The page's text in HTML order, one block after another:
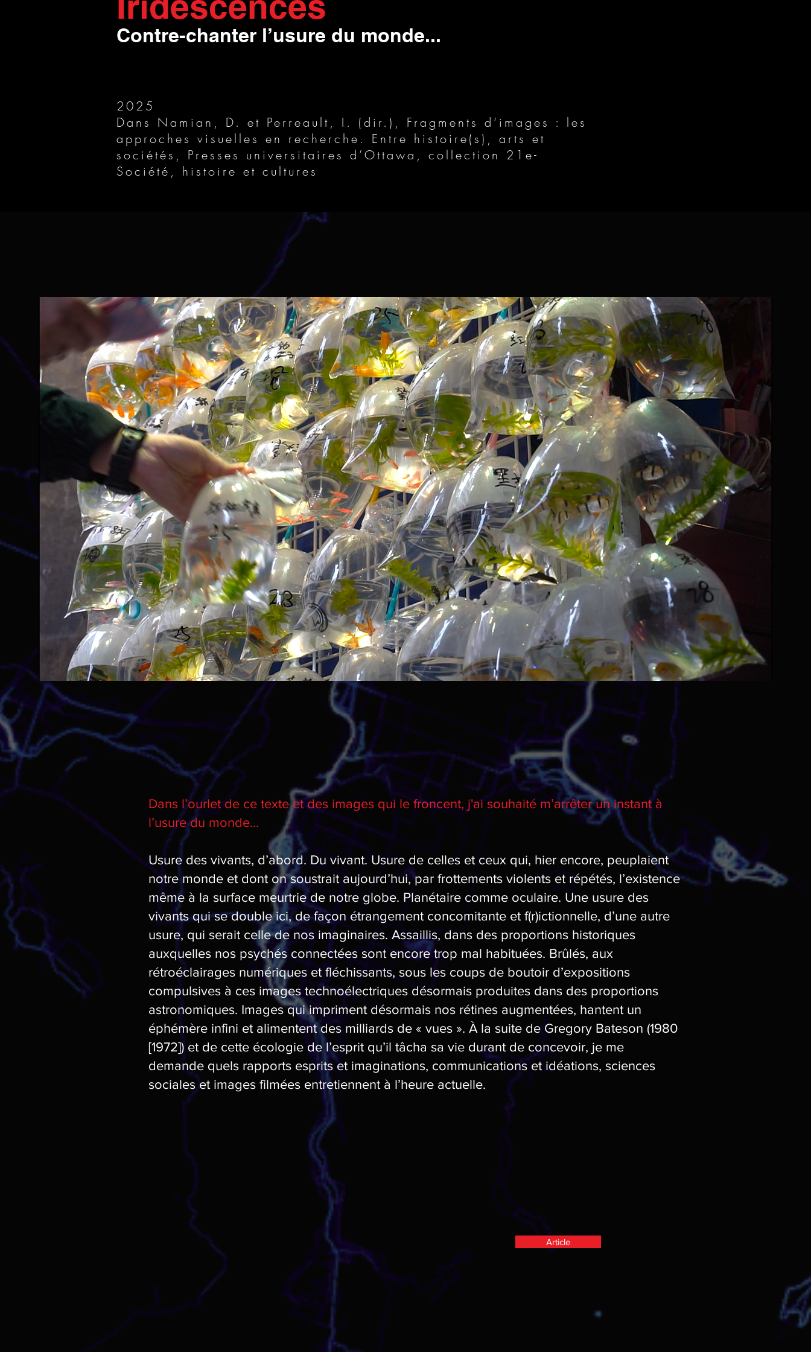
Contre-chanter l’usure du monde...
2025
Dans Namian, D. et Perreault, I. (dir.), Fragments d’images : les
approches visuelles en recherche. Entre histoire(s), arts et
sociétés, Presses universitaires d’Ottawa, collection 21e-
Société, histoire et cultures
Dans l’ourlet de ce texte et des images qui le froncent, j'ai souhaité m’arrêter un instant à
l’usure du monde...
Usure des vivants, d’abord. Du vivant. Usure de celles et ceux qui, hier encore, peuplaient
notre monde et dont on soustrait aujourd’hui, par frottements violents et répétés, l’existence
même à la surface meurtrie de notre globe. Planétaire comme oculaire. Une usure des
vivants qui se double ici, de façon étrangement concomitante et f(r)ictionnelle, d’une autre
usure, qui serait celle de nos imaginaires. Assaillis, dans des proportions historiques
auxquelles nos psychés connectées sont encore trop mal habituées. Brûlés, aux
rétroéclairages numériques et fléchissants, sous les coups de boutoir d’expositions
compulsives à ces images technoélectriques désormais produites dans des proportions
astronomiques. Images qui impriment désormais nos rétines augmentées, hantent un
éphémère infini et alimentent des milliards de « vues ». À la suite de Gregory Bateson (1980
[1972]) et de cette écologie de l’esprit qu’il tâcha sa vie durant de concevoir, je me
demande quels rapports esprits et imaginations, communications et idéations, sciences
sociales et images filmées entretiennent à l’heure actuelle.
Article